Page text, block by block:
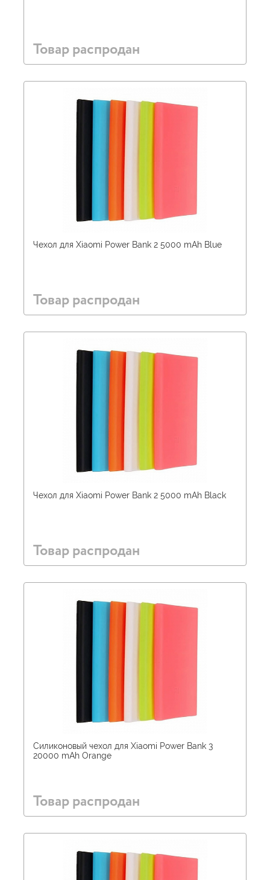
Товар распродан
Чехол для Xiaomi Power Bank 2 5000 mAh Blue
Товар распродан
Чехол для Xiaomi Power Bank 2 5000 mAh Black
Товар распродан
Силиконовый чехол для Xiaomi Power Bank 3
20000 mAh Orange
Товар распродан